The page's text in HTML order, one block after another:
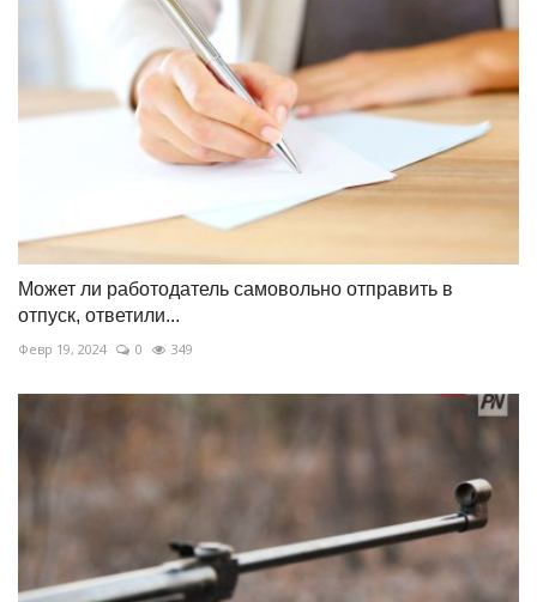
Может ли работодатель самовольно отправить в
отпуск, ответили...
Февр 19, 2024 0 349